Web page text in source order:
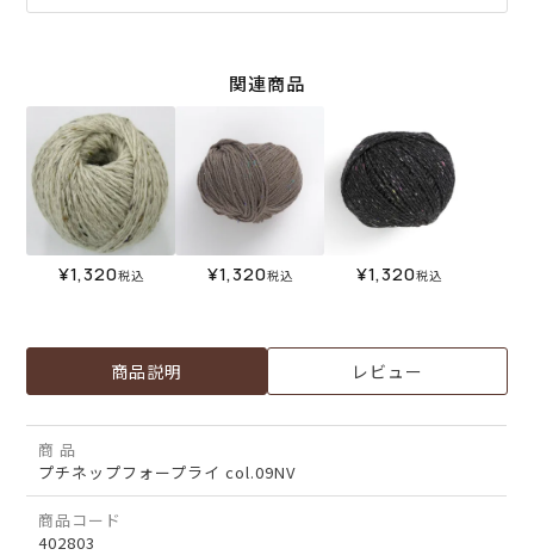
関連商品
¥1,320税込 ¥1,320税込 ¥1,320税込
商品説明 レビュー
商 品
プチネップフォープライ col.09NV
商品コード
402803